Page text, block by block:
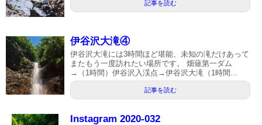
記事を読む
伊谷沢大滝④
伊谷沢大滝には3時間ほど堪能、未知の滝だけあって
またもう一度訪れたい場所です。 畑薙第一ダム
→（1時間）伊谷沢入渓点→伊谷沢大滝（1時間...
記事を読む
Instagram 2020-032